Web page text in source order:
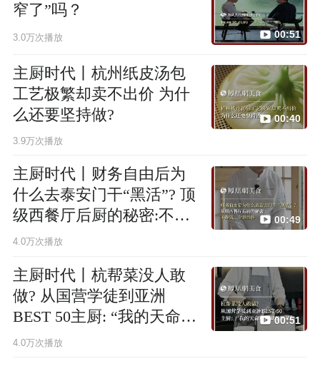
窄了”吗？
3.0万次播放 00:51
主厨时代丨杭州纸皮汤包
工艺极繁却卖不出价 为什
么还要坚持做?
3.9万次播放
00:40
主厨时代丨财务自由后为
什么去泰安门干“黑活”? 顶
级西餐厅后厨的秘密:不挣
钱，全是情怀
4.0万次播放
00:49
主厨时代丨杭帮菜没人敢
做? 从国营学徒到亚洲
BEST 50主厨: “我的天命所
向就是做菜”
4.0万次播放
00:51